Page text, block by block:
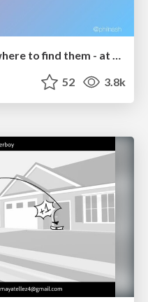
Fantastic passwords and where to find them - at NoRuKo
52 3.8k